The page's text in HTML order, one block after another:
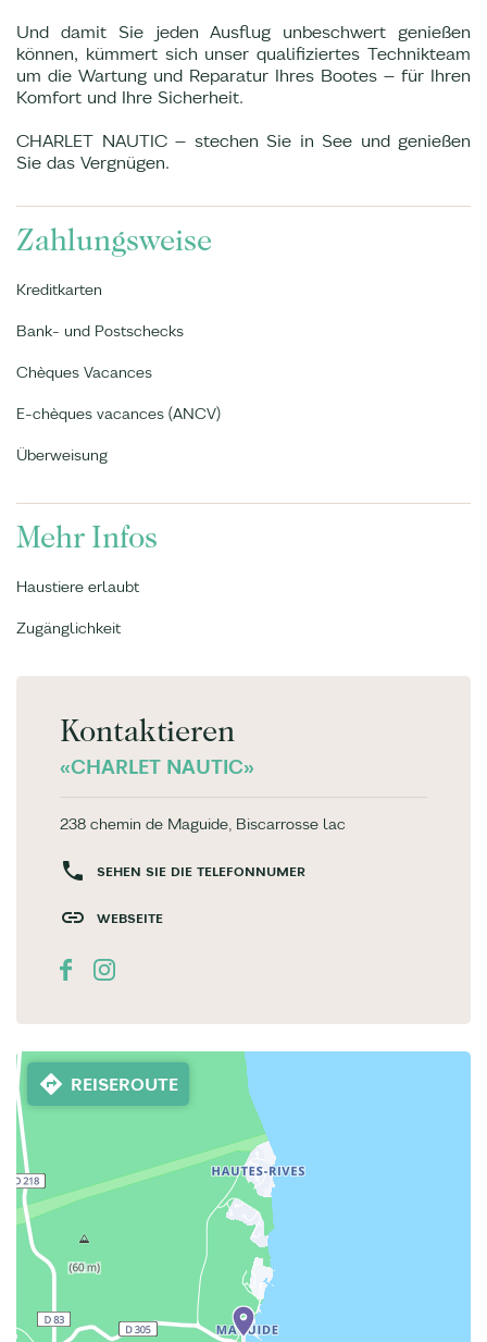
Und damit Sie jeden Ausflug unbeschwert genießen
können, kümmert sich unser qualifiziertes Technikteam
um die Wartung und Reparatur Ihres Bootes – für Ihren
Komfort und Ihre Sicherheit.
CHARLET NAUTIC – stechen Sie in See und genießen
Sie das Vergnügen.
Zahlungsweise
Kreditkarten
Bank- und Postschecks
Chèques Vacances
E-chèques vacances (ANCV)
Überweisung
Mehr Infos
Haustiere erlaubt
Zugänglichkeit
Kontaktieren
«CHARLET NAUTIC»
238 chemin de Maguide, Biscarrosse lac
SEHEN SIE DIE TELEFONNUMER
WEBSEITE
REISEROUTE